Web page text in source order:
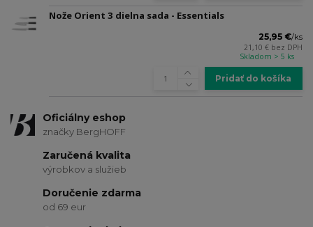
Nože Orient 3 dielna sada - Essentials
25,95 €/ks
21,10 € bez DPH
Skladom > 5 ks
Pridať do košíka
Oficiálny eshop
značky BergHOFF
Zaručená kvalita
výrobkov a služieb
Doručenie zdarma
od 69 eur